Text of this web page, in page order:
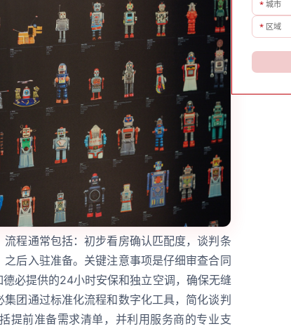
程通常包括：初步看房确认匹配度，谈判条
后入驻准备。关键注意事项是仔细审查合同
必提供的24小时安保和独立空调，确保无缝
团通过标准化流程和数字化工具，简化谈判
提前准备需求清单，并利用服务商的专业支
* 城市
* 区域